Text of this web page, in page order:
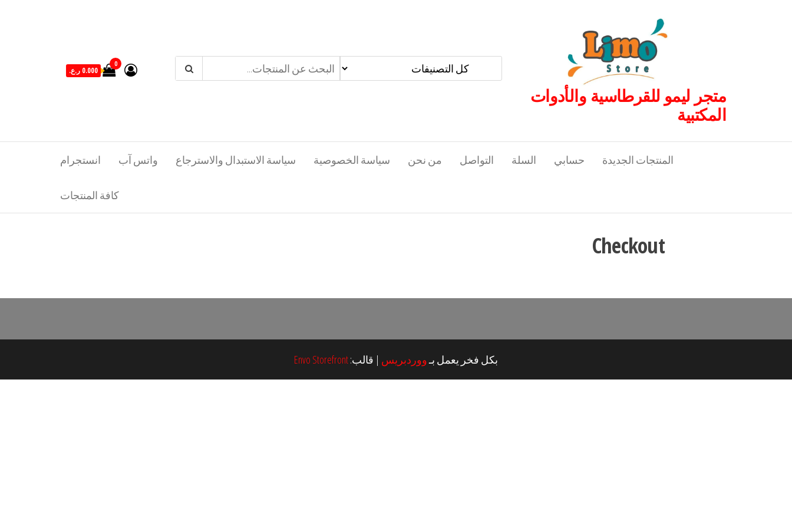
متجر ليمو للقرطاسية والأدوات
المكتبية
0
0.000 ر.ع.
انستجرام واتس آب سياسة الاستبدال والاسترجاع سياسة الخصوصية من نحن التواصل السلة حسابي المنتجات الجديدة
كافة المنتجات
Checkout
بكل فخر يعمل بـووردبريس | قالب:Envo Storefront